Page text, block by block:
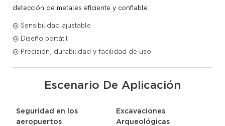
detección de metales eficiente y confiable.
◎ Sensibilidad ajustable
◎ Diseño portátil
◎ Precisión, durabilidad y facilidad de uso
Escenario De Aplicación
Seguridad en los
aeropuertos
Excavaciones
Arqueológicas